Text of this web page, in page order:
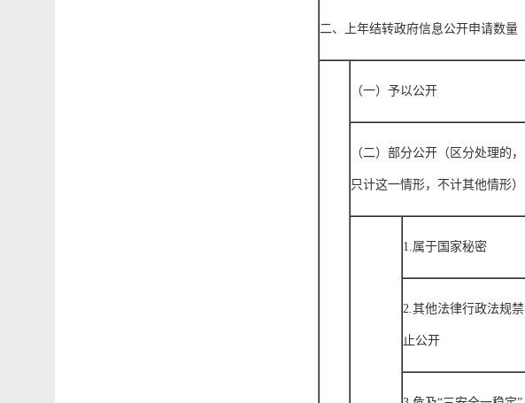
二、上年结转政府信息公开申请数量
（一）予以公开
（二）部分公开（区分处理的，
只计这一情形，不计其他情形）
1.属于国家秘密
2.其他法律行政法规禁
止公开